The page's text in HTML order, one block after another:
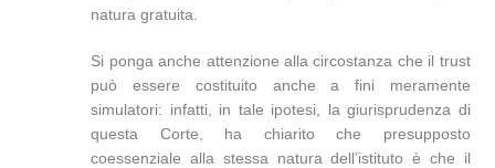
natura gratuita.
Si ponga anche attenzione alla circostanza che il trust
può essere costituito anche a fini meramente
simulatori: infatti, in tale ipotesi, la giurisprudenza di
questa Corte, ha chiarito che presupposto
coessenziale alla stessa natura dell’istituto è che il